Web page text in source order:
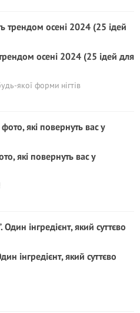
осені 2024 (25 ідей для
якої форми нігтів
які повернуть вас у
інгредієнт, який суттєво